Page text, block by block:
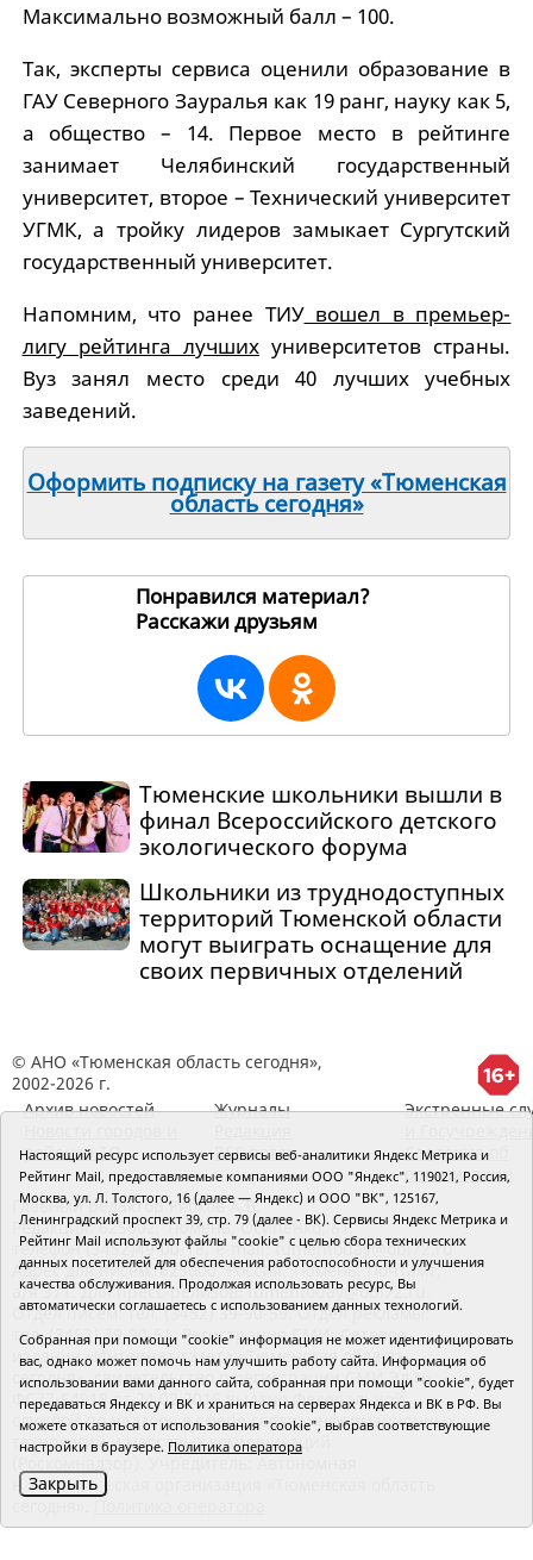
Максимально возможный балл – 100.
Так, эксперты сервиса оценили образование в
ГАУ Северного Зауралья как 19 ранг, науку как 5,
а общество – 14. Первое место в рейтинге
занимает Челябинский государственный
университет, второе – Технический университет
УГМК, а тройку лидеров замыкает Сургутский
государственный университет.
Напомним, что ранее ТИУвошел в премьер-
лигу рейтинга лучших университетов страны.
Вуз занял место среди 40 лучших учебных
заведений.
Оформить подписку на газету «Тюменская
область сегодня»
Понравился материал?
Расскажи друзьям
Тюменские школьники вышли в
финал Всероссийского детского
экологического форума
Школьники из труднодоступных
территорий Тюменской области
могут выиграть оснащение для
своих первичных отделений
© АНО «Тюменская область сегодня»,
2002-2026 г.
Архив новостей
районов ТО
Журналы
RSS поток
Экстренные
Сведения об
организации
Главный редактор Рябков А.В.
Редакция: 625002, Тюмень, Осипенко, 81,
телефон (3452)49-00-18, e-mail: tumentoday@obl72.ru
Адрес для писем: 625000, Россия, Тюмень, Почтамт,
а/я 371. Для пресс-релизов: tumentoday@obl72.ru.
Отдел писем: тел. (3452) 39-90-59. Отдел рекламы:
тел. (3452) 39-90-51. Регистрация СМИ: Сетевое
издание «Интернет-газета «Тюменская область
сегодня», свидетельство о регистрации СМИ Эл №
ФС77-64918 от 24.02.2016 выдано Федеральной
службой по надзору в сфере связи, информационных
технологий и массовых коммуникаций
некоммерческая организация «Тюменская область
Настоящий ресурс использует сервисы веб-аналитики Яндекс Метрика и
Рейтинг Mail, предоставляемые компаниями ООО "Яндекс", 119021, Россия,
Москва, ул. Л. Толстого, 16 (далее — Яндекс) и ООО "ВК", 125167,
Ленинградский проспект 39, стр. 79 (далее - ВК). Сервисы Яндекс Метрика и
Рейтинг Mail используют файлы "cookie" с целью сбора технических
данных посетителей для обеспечения работоспособности и улучшения
качества обслуживания. Продолжая использовать ресурс, Вы
автоматически соглашаетесь с использованием данных технологий.
Собранная при помощи "cookie" информация не может идентифицировать
вас, однако может помочь нам улучшить работу сайта. Информация об
использовании вами данного сайта, собранная при помощи "cookie", будет
передаваться Яндексу и ВК и храниться на серверах Яндекса и ВК в РФ. Вы
можете отказаться от использования "cookie", выбрав соответствующие
настройки в браузере. Политика оператора
Закрыть